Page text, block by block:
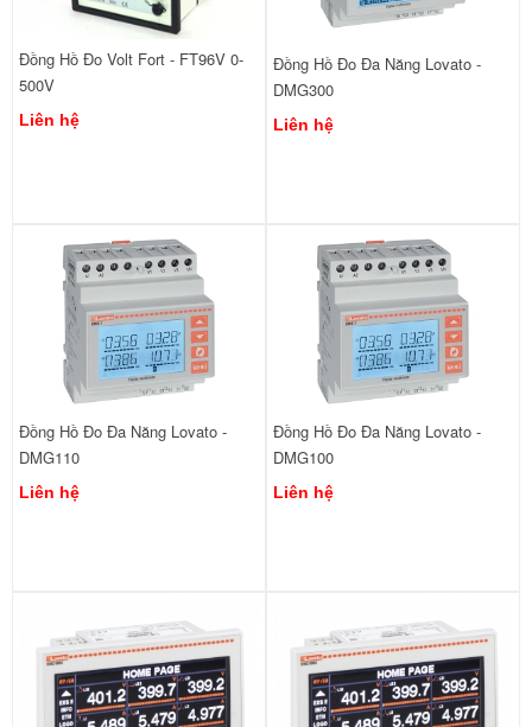
Đồng Hồ Đo Volt Fort - FT96V 0-
500V
Liên hệ
Đồng Hồ Đo Đa Năng Lovato -
DMG300
Liên hệ
Đồng Hồ Đo Đa Năng Lovato -
DMG110
Liên hệ
Đồng Hồ Đo Đa Năng Lovato -
DMG100
Liên hệ